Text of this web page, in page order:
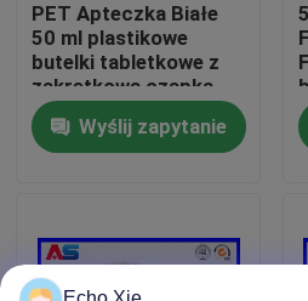
Poprosić o wycenę
Etykiety 10ml Fiolka
Etykiety na małe butelki
PET Apteczka Białe
50 ml plastikowe
butelki tabletkowe z
zakrętkową czapką,
kształt kwadratowy,
czułe na ciśnienie
uszczelnienie
Wyślij zapytanie